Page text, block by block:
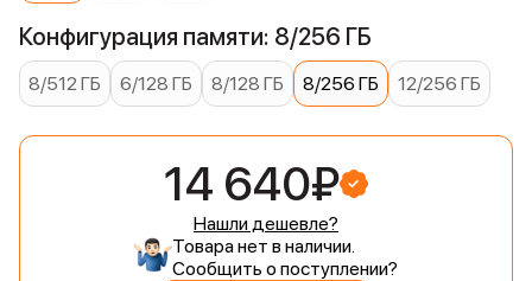
Конфигурация памяти: 8/256 ГБ
8/512 ГБ 6/128 ГБ 8/128 ГБ 8/256 ГБ 12/256 ГБ
14 640₽
Нашли дешевле?
Товара нет в наличии.
Сообщить о поступлении?